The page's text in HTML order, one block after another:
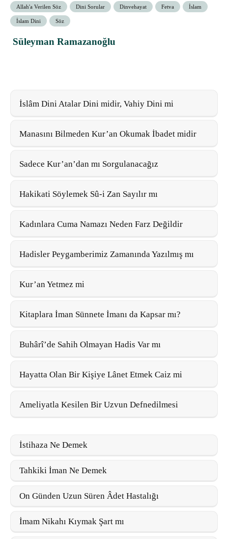
Allah'a Verilen Söz Dini Sorular Dinvehayat Fetva İslam
İslam Dini Söz
Süleyman Ramazanoğlu
İslâm Dini Atalar Dini midir, Vahiy Dini mi
Manasını Bilmeden Kur’an Okumak İbadet midir
Sadece Kur’an’dan mı Sorgulanacağız
Hakikati Söylemek Sû-i Zan Sayılır mı
Kadınlara Cuma Namazı Neden Farz Değildir
Hadisler Peygamberimiz Zamanında Yazılmış mı
Kur’an Yetmez mi
Kitaplara İman Sünnete İmanı da Kapsar mı?
Buhârî’de Sahih Olmayan Hadis Var mı
Hayatta Olan Bir Kişiye Lânet Etmek Caiz mi
Ameliyatla Kesilen Bir Uzvun Defnedilmesi
İstihaza Ne Demek
Tahkiki İman Ne Demek
On Günden Uzun Süren Âdet Hastalığı
İmam Nikahı Kıymak Şart mı